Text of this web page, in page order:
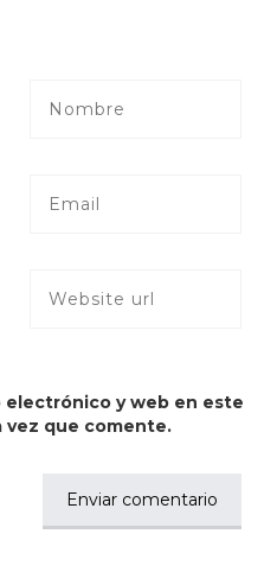
electrónico y web en este
vez que comente.